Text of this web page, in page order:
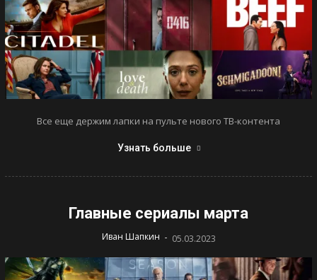
Все еще держим лапки на пульте нового ТВ-контента
Узнать больше
Главные сериалы марта
Иван Шапкин - 05.03.2023